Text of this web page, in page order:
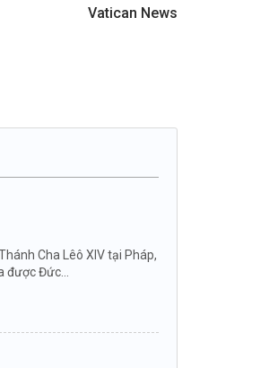
Vatican News
Cha Lêô XIV tại Pháp,
Đức...